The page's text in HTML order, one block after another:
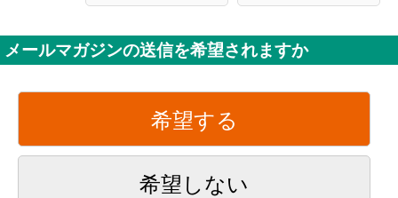
メールマガジンの送信を希望されますか
希望する
希望しない